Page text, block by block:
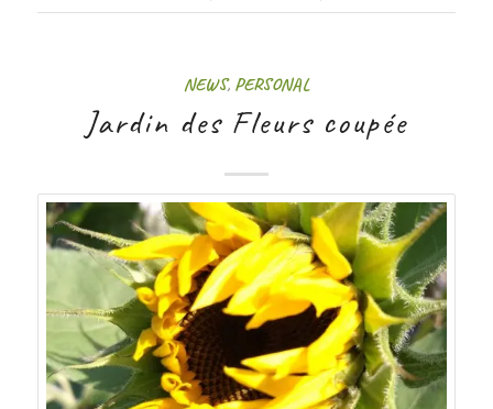
NEWS, PERSONAL
Jardin des Fleurs coupée